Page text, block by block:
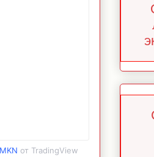
от TradingView